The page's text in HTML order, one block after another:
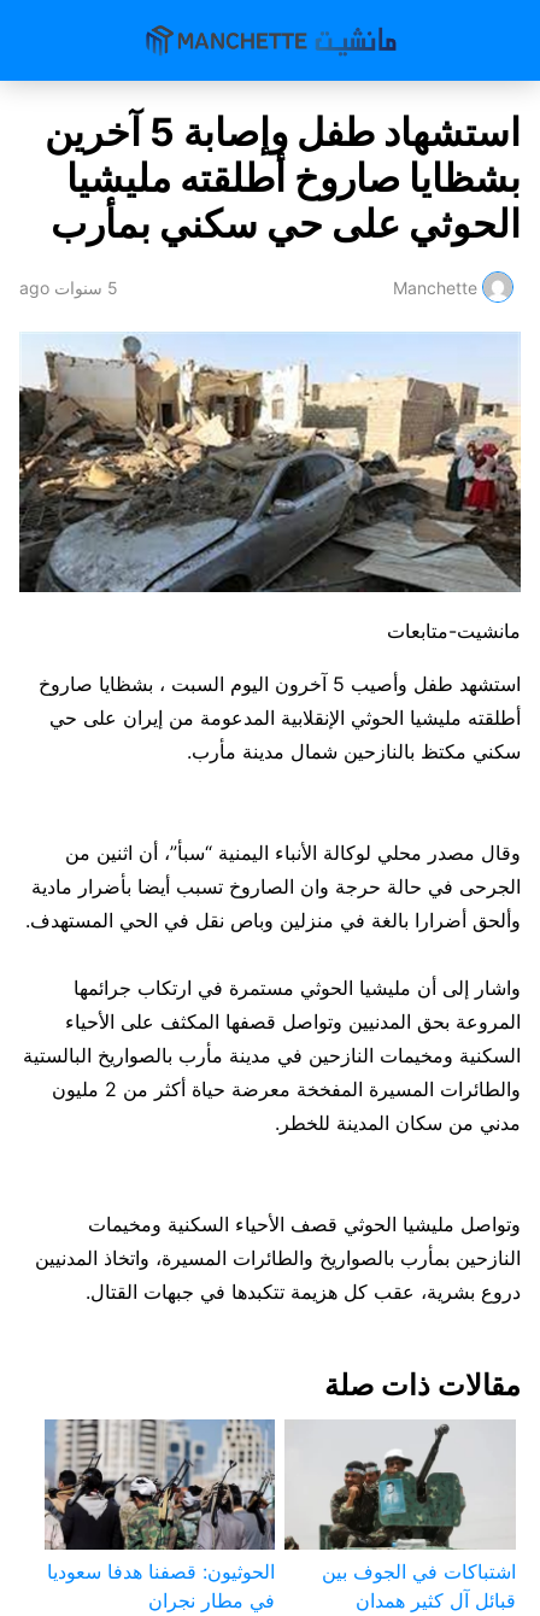
استشهاد طفل وإصابة 5 آخرين
بشظايا صاروخ أطلقته مليشيا
الحوثي على حي سكني بمأرب
Manchette 5 سنوات ago
مانشيت-متابعات
استشهد طفل وأصيب 5 آخرون اليوم السبت ، بشظايا صاروخ
أطلقته مليشيا الحوثي الإنقلابية المدعومة من إيران على حي
سكني مكتظ بالنازحين شمال مدينة مأرب.
وقال مصدر محلي لوكالة الأنباء اليمنية “سبأ”، أن اثنين من
الجرحى في حالة حرجة وان الصاروخ تسبب أيضا بأضرار مادية
وألحق أضرارا بالغة في منزلين وباص نقل في الحي المستهدف.
واشار إلى أن مليشيا الحوثي مستمرة في ارتكاب جرائمها
المروعة بحق المدنيين وتواصل قصفها المكثف على الأحياء
السكنية ومخيمات النازحين في مدينة مأرب بالصواريخ البالستية
والطائرات المسيرة المفخخة معرضة حياة أكثر من 2 مليون
مدني من سكان المدينة للخطر.
وتواصل مليشيا الحوثي قصف الأحياء السكنية ومخيمات
النازحين بمأرب بالصواريخ والطائرات المسيرة، واتخاذ المدنيين
دروع بشرية، عقب كل هزيمة تتكبدها في جبهات القتال.
مقالات ذات صلة
اشتباكات في الجوف بين
قبائل آل كثير همدان
الحوثيون: قصفنا هدفا سعوديا
في مطار نجران